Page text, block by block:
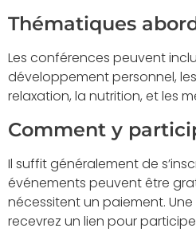
Thématiques
Les conférences peuvent
développement personnel,
relaxation, la nutrition, et les
Comment y
Il suffit généralement de
événements peuvent être
nécessitent un paiement. Une
recevrez un lien pour